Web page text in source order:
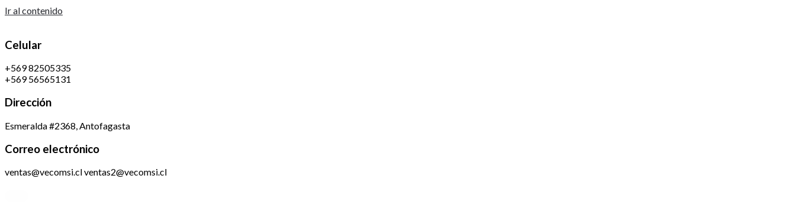
Ir al contenido
Celular
+569 82505335
+569 56565131
Dirección
Esmeralda #2368, Antofagasta
Correo electrónico
ventas@vecomsi.cl ventas2@vecomsi.cl